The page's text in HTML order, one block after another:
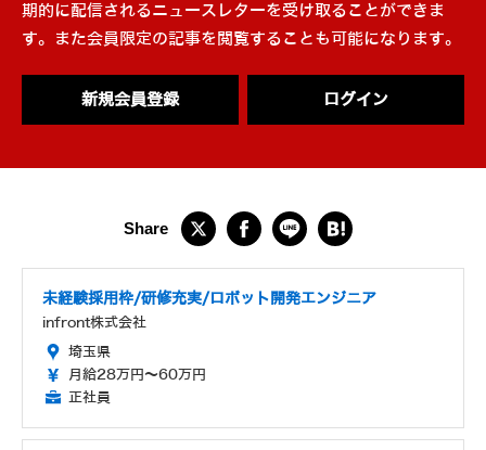
期的に配信されるニュースレターを受け取ることができま
す。また会員限定の記事を閲覧することも可能になります。
新規会員登録 ログイン
未経験採用枠/研修充実/ロボット開発エンジニア
infront株式会社
埼玉県
月給28万円～60万円
正社員